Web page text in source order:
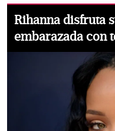
Rihanna disfruta
embarazada con